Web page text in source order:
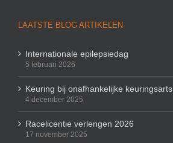
LAATSTE BLOG ARTIKELEN
Internationale epilepsiedag
5 februari 2026
Keuring bij onafhankelijke keuringsarts
4 december 2025
Racelicentie verlengen 2026
17 november 2025